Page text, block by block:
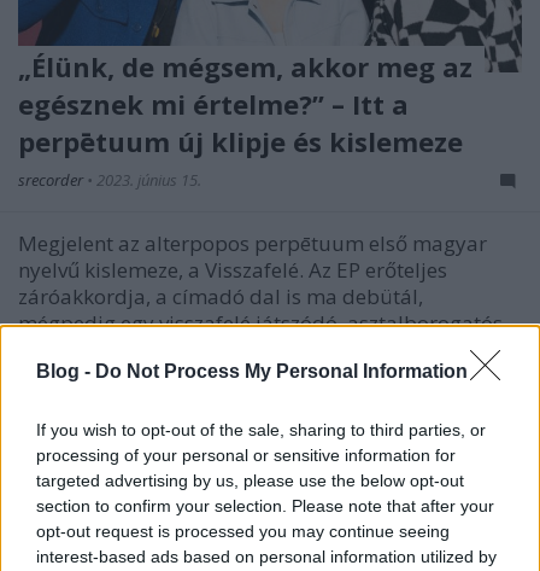
Blog - Do Not Process My Personal Information
If you wish to opt-out of the sale, sharing to third parties, or
processing of your personal or sensitive information for
targeted advertising by us, please use the below opt-out
section to confirm your selection. Please note that after your
opt-out request is processed you may continue seeing
interest-based ads based on personal information utilized by
„Élünk, de mégsem, akkor meg az
egésznek mi értelme?” – Itt a
perpētuum új klipje és kislemeze
srecorder • 2023. június 15.
Megjelent az alterpopos perpētuum első magyar
nyelvű kislemeze, a Visszafelé. Az EP erőteljes
záróakkordja, a címadó dal is ma debütál,
mégpedig egy visszafelé játszódó, asztalborogatós
videóklippel, amelynek Törőcsik Franciska színésznő
a főszereplője.